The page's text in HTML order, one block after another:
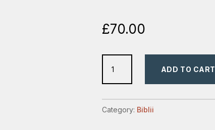
£70.00
ADD TO CART
Category: Biblii